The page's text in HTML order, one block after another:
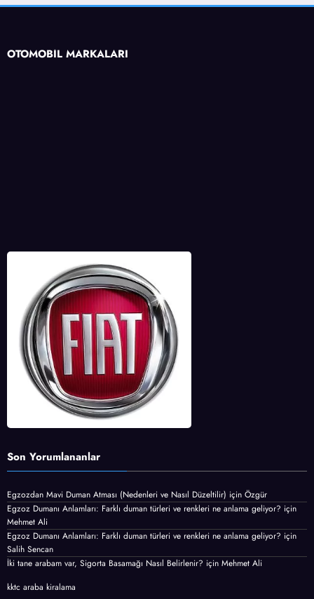
OTOMOBİL MARKALARI
Son Yorumlananlar
Egzozdan Mavi Duman Atması (Nedenleri ve Nasıl Düzeltilir) için Özgür
Egzoz Dumanı Anlamları: Farklı duman türleri ve renkleri ne anlama geliyor? için
Mehmet Ali
Egzoz Dumanı Anlamları: Farklı duman türleri ve renkleri ne anlama geliyor? için
Salih Sencan
İki tane arabam var, Sigorta Basamağı Nasıl Belirlenir? için Mehmet Ali
kktc araba kiralama